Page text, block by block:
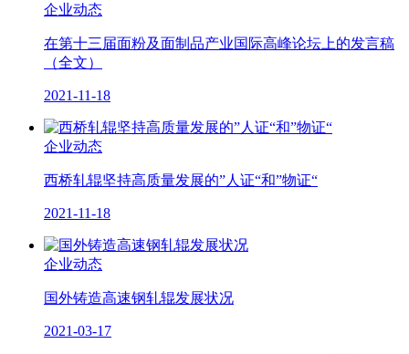
企业动态
在第十三届面粉及面制品产业国际高峰论坛上的发言稿
（全文）
2021-11-18
企业动态
西桥轧辊坚持高质量发展的”人证“和”物证“
2021-11-18
企业动态
国外铸造高速钢轧辊发展状况
2021-03-17